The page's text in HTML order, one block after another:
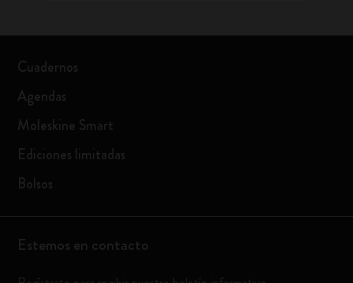
Cuadernos
Agendas
Moleskine Smart
Ediciones limitadas
Bolsos
Estemos en contacto